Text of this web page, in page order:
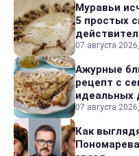
Муравьи
5 простых
07 августа
Ажурные
рецепт с
идеальных
07 августа
Как